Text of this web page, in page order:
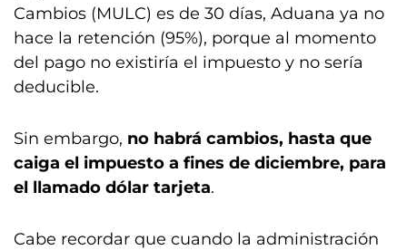
Cambios (MULC) es de 30 días, Aduana ya no
hace la retención (95%), porque al momento
del pago no existiría el impuesto y no sería
deducible.
Sin embargo, no habrá cambios, hasta que
caiga el impuesto a fines de diciembre, para
el llamado dólar tarjeta.
Cabe recordar que cuando la administración